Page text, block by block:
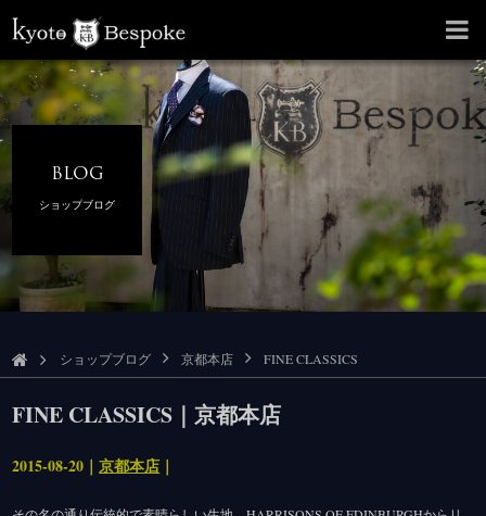
BLOG
ショップブログ
ショップブログ 京都本店 FINE CLASSICS
FINE CLASSICS｜京都本店
2015-08-20｜京都本店 ｜